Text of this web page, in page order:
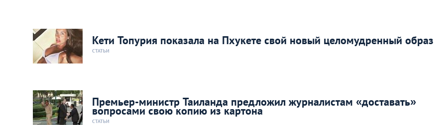
Кети Топурия показала на Пхукете свой новый целомудренный образ
СТАТЬИ
Премьер-министр Таиланда предложил журналистам «доставать»
вопросами свою копию из картона
СТАТЬИ